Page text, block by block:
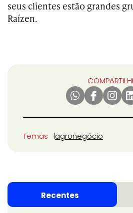
seus clientes estão grandes
Raízen.
Temas agronegócio
Recentes